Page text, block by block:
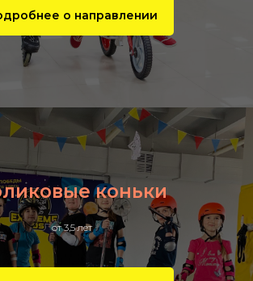
о направлении
коньки
от 3,5 лет